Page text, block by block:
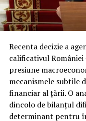
mării.
Anca Alexandrescu:
Banii sunt publici, ai
întâmple firmei
chiar Traian Băsescu
fost propunerea
împreună cu eorge
când a fost propus de
Recenta decizie a
calificativul
presiune
mecanismele subtile
financiar al țării. O
dincolo de bilanțul
determinant pentru